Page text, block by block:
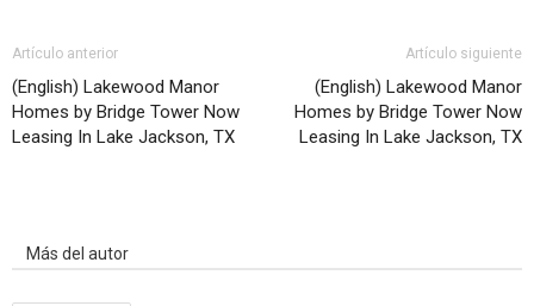
Artículo anterior
(English) Lakewood Manor
Homes by Bridge Tower Now
Leasing In Lake Jackson, TX
Artículo siguiente
(English) Lakewood Manor
Homes by Bridge Tower Now
Leasing In Lake Jackson, TX
Más del autor